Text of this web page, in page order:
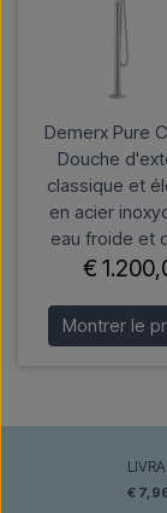
Demerx Pure
Douche
classique et
en acier
eau froide et
€
Montrer le
€